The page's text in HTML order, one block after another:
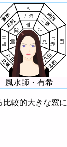
ト
風水
風水師・有希
比較的大きな窓に